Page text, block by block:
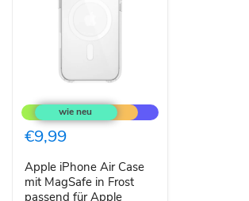
iPhone
Air
Case
mit
in
Frost
passend
€9,99
Apple iPhone Air Case
mit MagSafe in Frost
passend für Apple